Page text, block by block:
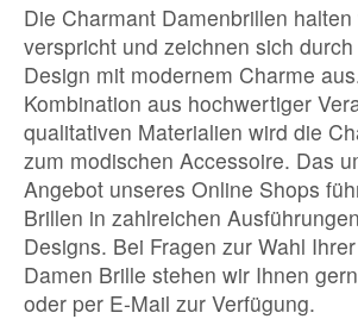
Die Charmant Damenbrillen
verspricht und zeichnen sich
Design mit modernem Charme
Kombination aus hochwertiger
qualitativen Materialien wird die
zum modischen Accessoire. Das
Angebot unseres Online Shops
Brillen in zahlreichen
Designs. Bei Fragen zur Wahl
Damen Brille stehen wir Ihnen
oder per E-Mail zur Verfügung.